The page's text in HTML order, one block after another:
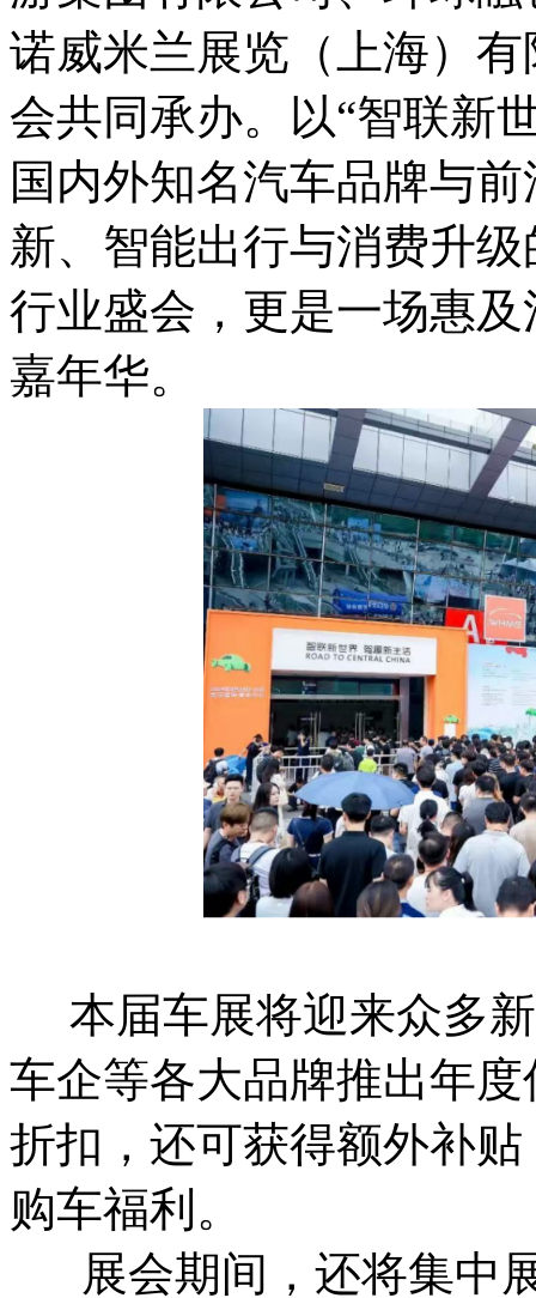
诺威米兰展览（上海）
会共同承办。以“智联新
国内外知名汽车品牌与
新、智能出行与消费升
行业盛会，更是一场惠
嘉年华。
本届车展将迎来众多
车企等各大品牌推出年
折扣，还可获得额外补
购车福利。
展会期间，还将集中